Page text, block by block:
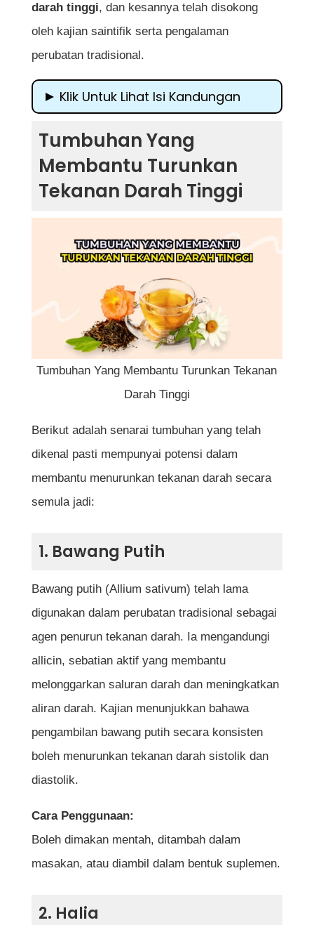
darah tinggi, dan kesannya telah disokong
oleh kajian saintifik serta pengalaman
perubatan tradisional.
Klik Untuk Lihat Isi Kandungan
Tekanan Darah Tinggi
1. Bawang Putih
2. Halia
3. Daun Pegaga
4. Daun Saderi
6. Daun Zaitun
7. Daun Ketumbar
8. Kacang Soya
9. Daun Misai Kucing
10. Pokok Jarum Tujuh Bilah
Faktor Tambahan Yang Perlu Diambil Kira
Nasihat Penting Sebelum Mengamalkan
Tumbuhan Herba
Kesimpulan
Membantu Turunkan Tekanan Darah Tinggi
benar berkesan dalam menurunkan
tekanan darah tinggi?
Berapa lama kesan tumbuhan ini dapat
dilihat selepas diamalkan?
Bolehkah tumbuhan ini menggantikan
ubat tekanan darah tinggi yang diberikan
oleh doktor?
Adakah pengambilan berlebihan
tumbuhan ini boleh membawa kesan
sampingan?
Adakah semua orang sesuai
mengamalkan tumbuhan ini?
tumbuhan ini agar lebih berkesan?
Tumbuhan Yang
Membantu Turunkan
Tekanan Darah Tinggi
Tumbuhan Yang Membantu Turunkan Tekanan
Darah Tinggi
Berikut adalah senarai tumbuhan yang telah
dikenal pasti mempunyai potensi dalam
membantu menurunkan tekanan darah secara
semula jadi:
1. Bawang Putih
Bawang putih (Allium sativum) telah lama
digunakan dalam perubatan tradisional sebagai
agen penurun tekanan darah. Ia mengandungi
allicin, sebatian aktif yang membantu
melonggarkan saluran darah dan meningkatkan
aliran darah. Kajian menunjukkan bahawa
pengambilan bawang putih secara konsisten
boleh menurunkan tekanan darah sistolik dan
diastolik.
Cara Penggunaan:
Boleh dimakan mentah, ditambah dalam
masakan, atau diambil dalam bentuk suplemen.
2. Halia